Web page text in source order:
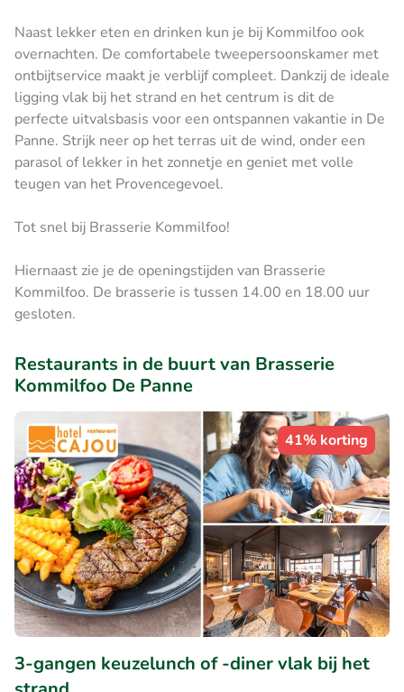
Naast lekker eten en drinken kun je bij Kommilfoo ook
overnachten. De comfortabele tweepersoonskamer met
ontbijtservice maakt je verblijf compleet. Dankzij de ideale
ligging vlak bij het strand en het centrum is dit de
perfecte uitvalsbasis voor een ontspannen vakantie in De
Panne. Strijk neer op het terras uit de wind, onder een
parasol of lekker in het zonnetje en geniet met volle
teugen van het Provencegevoel.
Tot snel bij Brasserie Kommilfoo!
Hiernaast zie je de openingstijden van Brasserie
Kommilfoo. De brasserie is tussen 14.00 en 18.00 uur
gesloten.
Restaurants in de buurt van Brasserie
Kommilfoo De Panne
41% korting
3-gangen keuzelunch of -diner vlak bij het